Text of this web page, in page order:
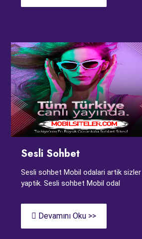
Sesli Sohbet
Sesli sohbet Mobil odalari artik
yaptik. Sesli sohbet Mobil odal
Devamını Oku >>